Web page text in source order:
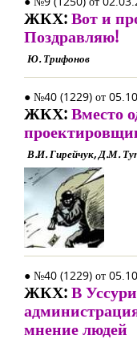
ЖКХ:Вот и
Поздравляю!
Ю. Трифонов
● №40 (1229) от
ЖКХ:Вместо
В.И. Гирейчук, Д.М.
● №40 (1229) от
ЖКХ:В
мнение людей